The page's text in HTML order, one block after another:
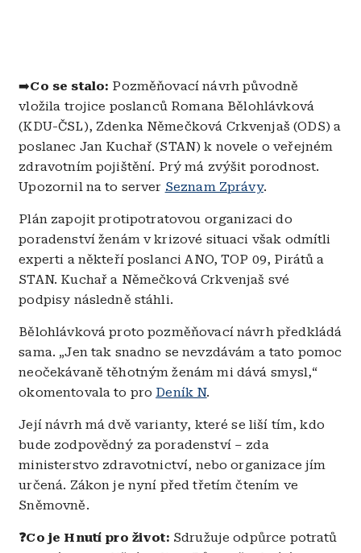
➡️Co se stalo: Pozměňovací návrh původně
vložila trojice poslanců Romana Bělohlávková
(KDU-ČSL), Zdenka Němečková Crkvenjaš (ODS) a
poslanec Jan Kuchař (STAN) k novele o veřejném
zdravotním pojištění. Prý má zvýšit porodnost.
Upozornil na to server Seznam Zprávy.
Plán zapojit protipotratovou organizaci do
poradenství ženám v krizové situaci však odmítli
experti a někteří poslanci ANO, TOP 09, Pirátů a
STAN. Kuchař a Němečková Crkvenjaš své
podpisy následně stáhli.
Bělohlávková proto pozměňovací návrh předkládá
sama. „Jen tak snadno se nevzdávám a tato pomoc
neočekávaně těhotným ženám mi dává smysl,“
okomentovala to pro Deník N.
Její návrh má dvě varianty, které se liší tím, kdo
bude zodpovědný za poradenství – zda
ministerstvo zdravotnictví, nebo organizace jím
určená. Zákon je nyní před třetím čtením ve
Sněmovně.
❓Co je Hnutí pro život: Sdružuje odpůrce potratů